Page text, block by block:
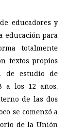
educadores y
educación para
totalmente
textos propios
de estudio de
a los 12 años.
de las dos
se comenzó a
de la Unión